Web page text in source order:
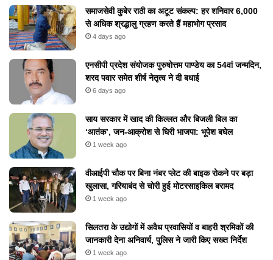
समाजसेवी कुबेर राठी का अटूट संकल्प: हर शनिवार 6,000
से अधिक श्रद्धालु ग्रहण करते हैं महाभोग प्रसाद
4 days ago
एनसीपी प्रदेश संयोजक पुरुषोत्तम पाण्डेय का 54वां जन्मदिन,
शरद पवार समेत शीर्ष नेतृत्व ने दी बधाई
6 days ago
​साय सरकार में खाद की किल्लत और बिजली बिल का
‘आतंक’, जन-आक्रोश से घिरी भाजपा: भूपेश बघेल
1 week ago
वीआईपी चौक पर बिना नंबर प्लेट की बाइक रोकने पर बड़ा
खुलासा, गरियाबंद से चोरी हुई मोटरसाइकिल बरामद
1 week ago
सिलतरा के उद्योगों में अवैध प्रवासियों व बाहरी श्रमिकों की
जानकारी देना अनिवार्य, पुलिस ने जारी किए सख्त निर्देश
1 week ago